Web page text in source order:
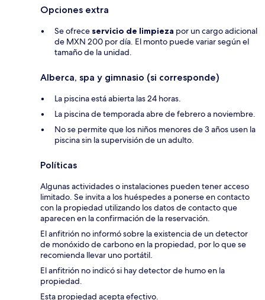
Opciones extra
Se ofrece servicio de limpieza por un cargo adicional
de MXN 200 por día. El monto puede variar según el
tamaño de la unidad.
Alberca, spa y gimnasio (si corresponde)
La piscina está abierta las 24 horas.
La piscina de temporada abre de febrero a noviembre.
No se permite que los niños menores de 3 años usen la
piscina sin la supervisión de un adulto.
Políticas
Algunas actividades o instalaciones pueden tener acceso
limitado. Se invita a los huéspedes a ponerse en contacto
con la propiedad utilizando los datos de contacto que
aparecen en la confirmación de la reservación.
El anfitrión no informó sobre la existencia de un detector
de monóxido de carbono en la propiedad, por lo que se
recomienda llevar uno portátil.
El anfitrión no indicó si hay detector de humo en la
propiedad.
Esta propiedad acepta efectivo.